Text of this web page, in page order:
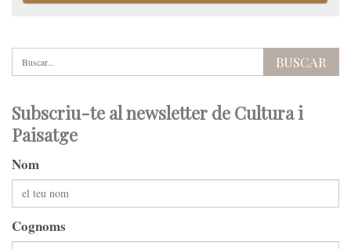
Subscriu-te al newsletter de Cultura i
Paisatge
Nom
Cognoms